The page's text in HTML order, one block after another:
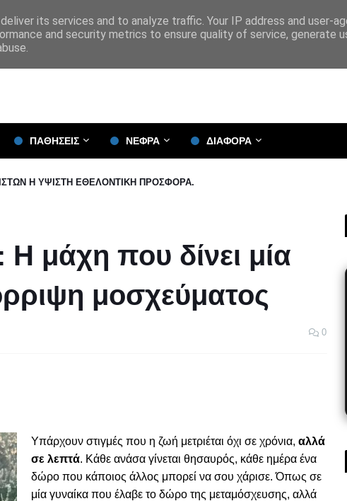
ΠΑΘΗΣΕΙΣ ΝΕΦΡΑ ΔΙΑΦΟΡΑ
Η ΥΨΙΣΤΗ ΕΘΕΛΟΝΤΙΚΗ ΠΡΟΣΦΟΡΑ.
μάχη που δίνει μία
μοσχεύματος
0
Υπάρχουν στιγμές που η ζωή μετριέται όχι σε χρόνια, αλλά
σε λεπτά. Κάθε ανάσα γίνεται θησαυρός, κάθε ημέρα ένα
δώρο που κάποιος άλλος μπορεί να σου χάρισε. Όπως σε
μία γυναίκα που έλαβε το δώρο της μεταμόσχευσης, αλλά
its services and to analyze traffic. Your IP address and user-
and security metrics to ensure quality of service, generate